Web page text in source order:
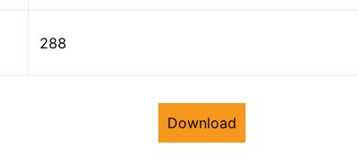
288
Download